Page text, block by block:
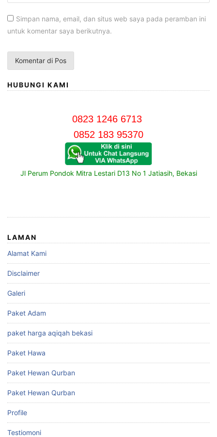
Simpan nama, email, dan situs web saya pada peramban ini
untuk komentar saya berikutnya.
HUBUNGI KAMI
0823 1246 6713
0852 183 95370
Jl Perum Pondok Mitra Lestari D13 No 1 Jatiasih, Bekasi
LAMAN
Alamat Kami
Disclaimer
Galeri
Paket Adam
paket harga aqiqah bekasi
Paket Hawa
Paket Hewan Qurban
Paket Hewan Qurban
Profile
Testiomoni